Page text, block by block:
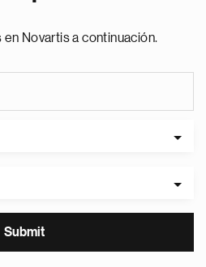
Novartis a continuación.